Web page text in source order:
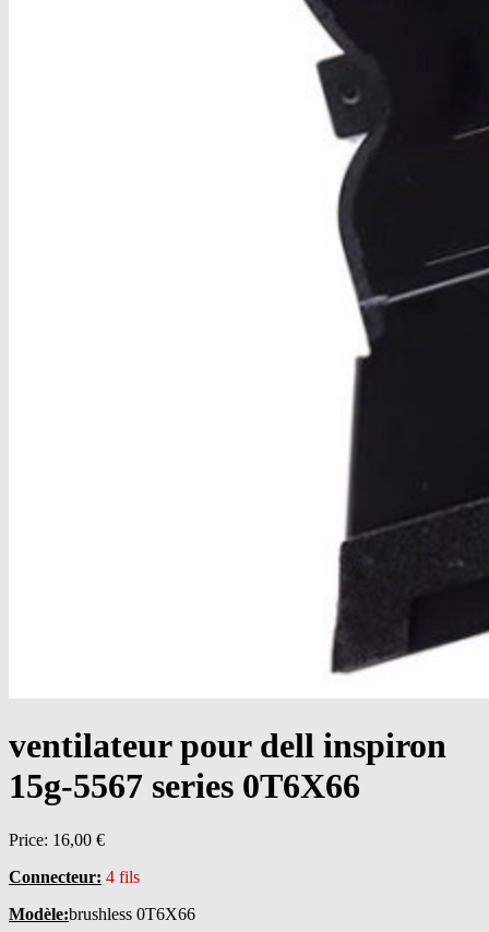
ventilateur pour dell inspiron
15g-5567 series 0T6X66
Price: 16,00 €
Connecteur: 4 fils
Modèle:brushless 0T6X66